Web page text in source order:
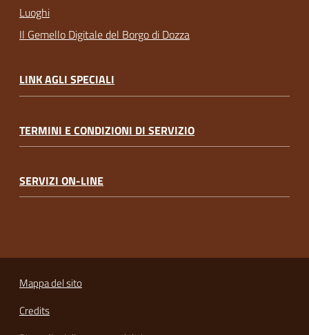
Luoghi
Il Gemello Digitale del Borgo di Dozza
LINK AGLI SPECIALI
TERMINI E CONDIZIONI DI SERVIZIO
SERVIZI ON-LINE
Mappa del sito
Credits